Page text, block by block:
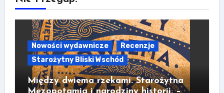
Nowości wydawnicze
Recenzje
Starożytny Bliski Wschód
Między dwiema rzekami. Starożytna
Mezopotamia i narodziny historii. –